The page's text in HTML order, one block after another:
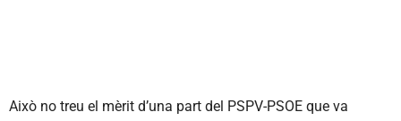
Això no treu el mèrit d’una part del PSPV-PSOE que va